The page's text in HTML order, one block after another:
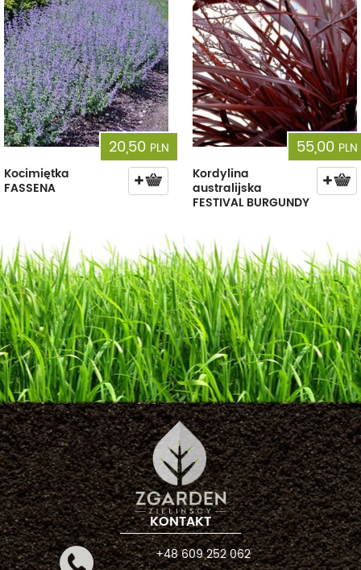
20,50 PLN
Kocimiętka
FASSENA
55,00 PLN
Kordylina
australijska
FESTIVAL BURGUNDY
KONTAKT
+48 609 252 062